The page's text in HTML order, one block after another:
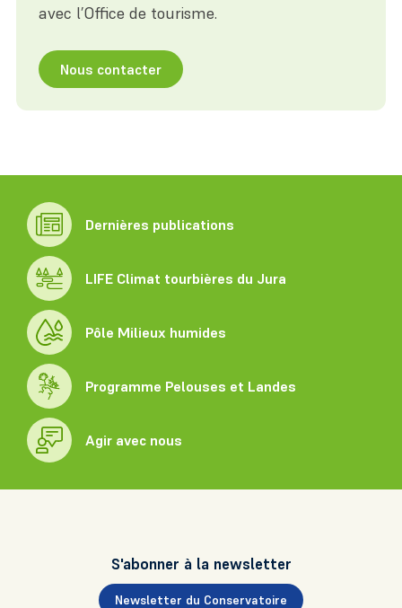
avec l’Office de tourisme.
Nous contacter
Dernières publications
LIFE Climat tourbières du Jura
Pôle Milieux humides
Programme Pelouses et Landes
Agir avec nous
S'abonner à la newsletter
Newsletter du Conservatoire